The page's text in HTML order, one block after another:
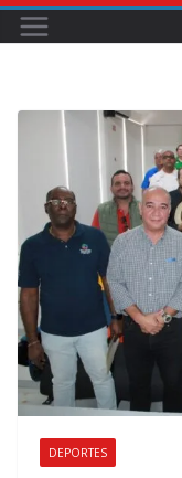
DEPORTES